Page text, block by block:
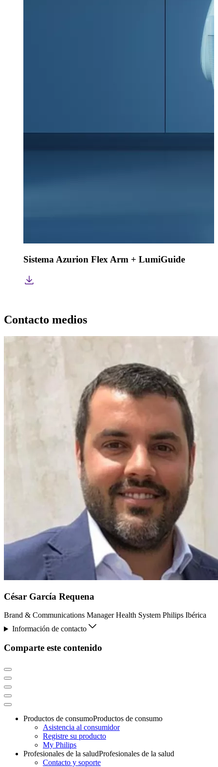
Sistema Azurion Flex Arm + LumiGuide
Contacto medios
César García Requena
Brand & Communications Manager Health System Philips Ibérica
Información de contacto
Comparte este contenido
Productos de consumoProductos de consumo
Asistencia al consumidor
Registre su producto
My Philips
Profesionales de la saludProfesionales de la salud
Contacto y soporte